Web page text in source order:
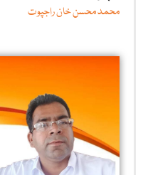
محمد محسن خان راجپوت